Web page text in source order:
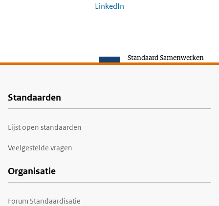
LinkedIn
Standaard Samenwerken
Voet
Standaarden
Lijst open standaarden
Veelgestelde vragen
Organisatie
Forum Standaardisatie